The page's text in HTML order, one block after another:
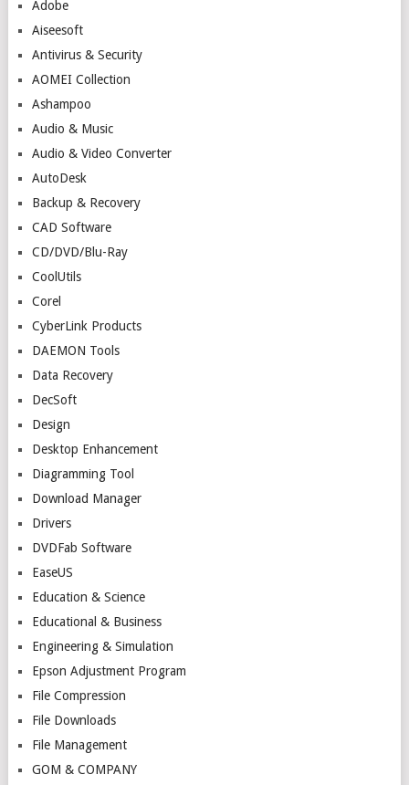
Adobe
Aiseesoft
Antivirus & Security
AOMEI Collection
Ashampoo
Audio & Music
Audio & Video Converter
AutoDesk
Backup & Recovery
CAD Software
CD/DVD/Blu-Ray
CoolUtils
Corel
CyberLink Products
DAEMON Tools
Data Recovery
DecSoft
Design
Desktop Enhancement
Diagramming Tool
Download Manager
Drivers
DVDFab Software
EaseUS
Education & Science
Educational & Business
Engineering & Simulation
Epson Adjustment Program
File Compression
File Downloads
File Management
GOM & COMPANY